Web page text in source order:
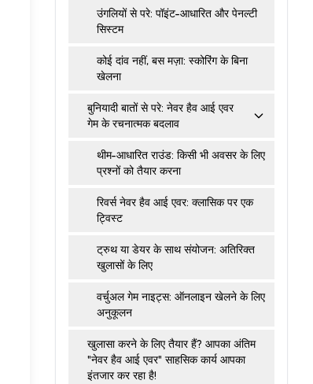
उंगलियों से परे: पॉइंट-आधारित और पेनल्टी
सिस्टम
कोई दांव नहीं, बस मज़ा: स्कोरिंग के बिना
खेलना
बुनियादी बातों से परे: नेवर हैव आई एवर
गेम के रचनात्मक बदलाव
थीम-आधारित राउंड: किसी भी अवसर के लिए
प्रश्नों को तैयार करना
रिवर्स नेवर हैव आई एवर: क्लासिक पर एक
ट्विस्ट
ट्रुथ या डेयर के साथ संयोजन: अतिरिक्त
खुलासों के लिए
वर्चुअल गेम नाइट्स: ऑनलाइन खेलने के लिए
अनुकूलन
खुलासा करने के लिए तैयार हैं? आपका अंतिम
"नेवर हैव आई एवर" साहसिक कार्य आपका
इंतजार कर रहा है!